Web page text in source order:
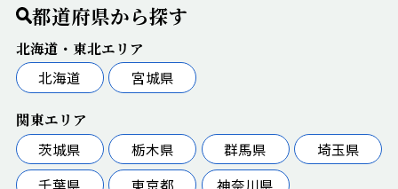
都道府県から探す
北海道・東北エリア
北海道
宮城県
関東エリア
茨城県
栃木県 群馬県
埼玉県
千葉県
東京都 神奈川県